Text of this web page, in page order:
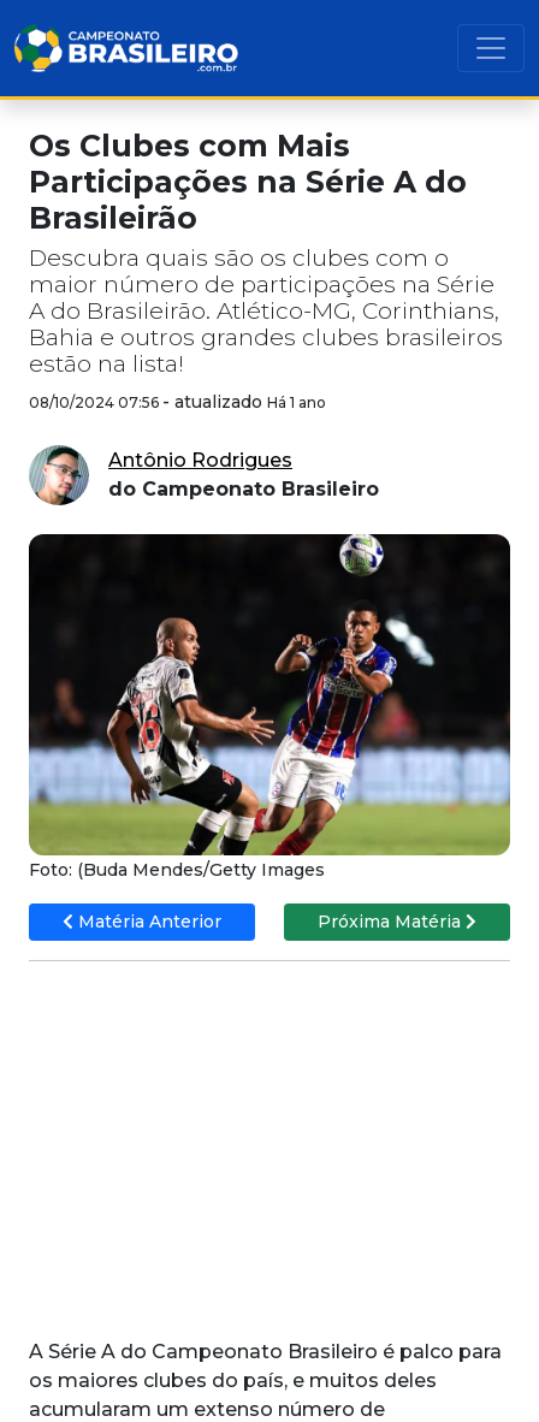
Os Clubes com Mais
Participações na Série A do
Brasileirão
Descubra quais são os clubes com o
maior número de participações na Série
A do Brasileirão. Atlético-MG, Corinthians,
Bahia e outros grandes clubes brasileiros
estão na lista!
08/10/2024 07:56 - atualizado Há 1 ano
Antônio Rodrigues
do Campeonato Brasileiro
Foto: (Buda Mendes/Getty Images
Matéria Anterior Próxima Matéria
A Série A do Campeonato Brasileiro é palco para
os maiores clubes do país, e muitos deles
acumularam um extenso número de